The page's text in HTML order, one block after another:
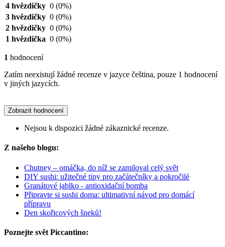
4 hvězdičky 0 (0%)
3 hvězdičky 0 (0%)
2 hvězdičky 0 (0%)
1 hvězdička 0 (0%)
1 hodnocení
Zatím neexistují žádné recenze v jazyce čeština, pouze 1 hodnocení
v jiných jazycích.
Zobrazit hodnocení
Nejsou k dispozici žádné zákaznické recenze.
Z našeho blogu:
Chutney – omáčka, do níž se zamiloval celý svět
DIY sushi: užitečné tipy pro začátečníky a pokročilé
Granátové jablko - antioxidační bomba
Připravte si sushi doma: ultimativní návod pro domácí
přípravu
Den skořicových šneků!
Poznejte svět Piccantino: